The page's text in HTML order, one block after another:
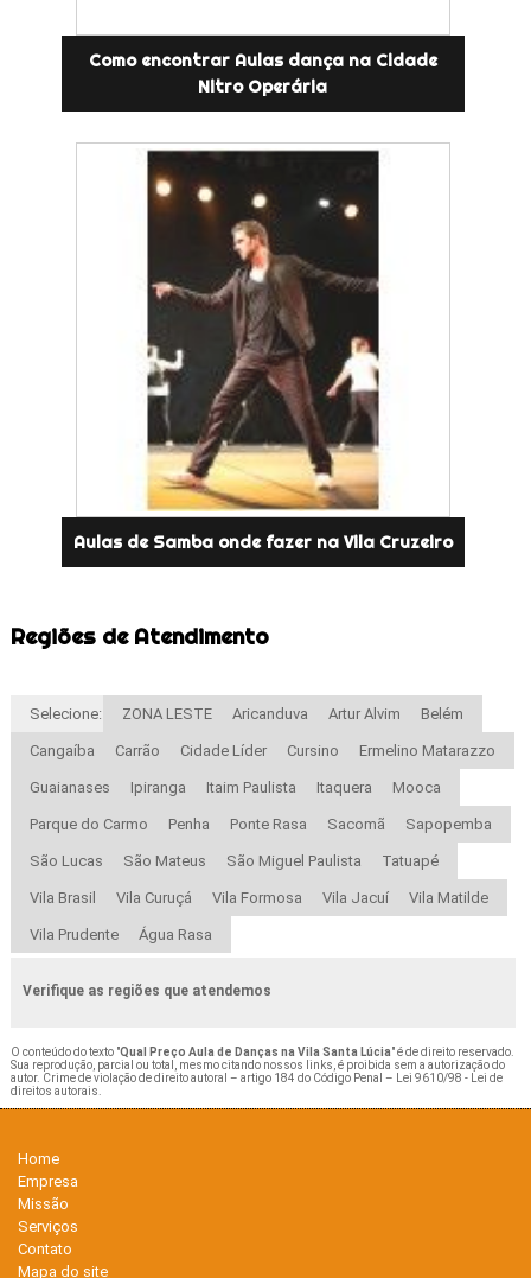
Como encontrar Aulas dança na Cidade
Nitro Operária
Aulas de Samba onde fazer na Vila Cruzeiro
Regiões de Atendimento
Selecione: ZONA LESTE Aricanduva Artur Alvim Belém
Cangaíba Carrão Cidade Líder Cursino Ermelino Matarazzo
Guaianases Ipiranga Itaim Paulista Itaquera Mooca
Parque do Carmo Penha Ponte Rasa Sacomã Sapopemba
São Lucas São Mateus São Miguel Paulista Tatuapé
Vila Brasil Vila Curuçá Vila Formosa Vila Jacuí Vila Matilde
Vila Prudente Água Rasa
Verifique as regiões que atendemos
O conteúdo do texto "Qual Preço Aula de Danças na Vila Santa Lúcia" é de direito reservado.
Sua reprodução, parcial ou total, mesmo citando nossos links, é proibida sem a autorização do
autor. Crime de violação de direito autoral – artigo 184 do Código Penal –
Lei 9610/98 - Lei de
direitos autorais
Home
Empresa
Missão
Serviços
Contato
Mapa do site